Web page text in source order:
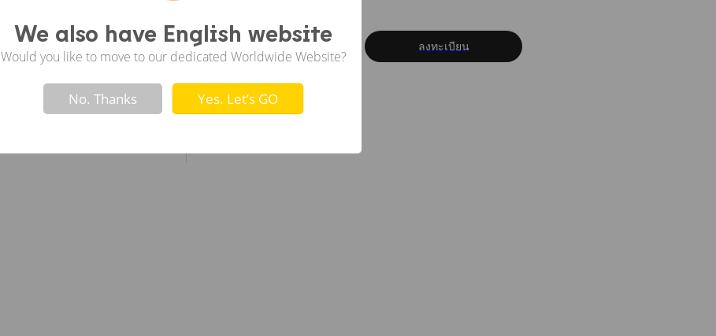
We also have English website
Would you like to move to our dedicated Worldwide Website?
! Not valid!
No. Thanks Yes. Let’s GO